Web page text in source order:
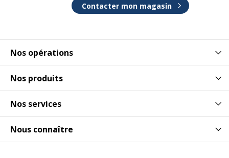
Nos opérations
Nos produits
Nos services
Nous connaître
Contacter mon magasin